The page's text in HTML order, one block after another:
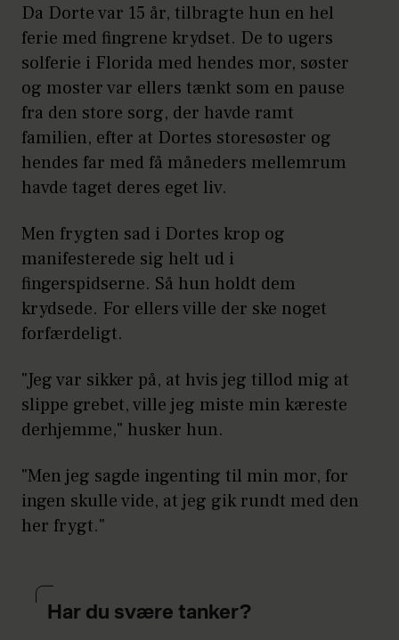
Da Dorte var 15 år, tilbragte hun en hel
ferie med fingrene krydset. De to ugers
solferie i Florida med hendes mor, søster
og moster var ellers tænkt som en pause
fra den store sorg, der havde ramt
familien, efter at Dortes storesøster og
hendes far med få måneders mellemrum
havde taget deres eget liv.
Men frygten sad i Dortes krop og
manifesterede sig helt ud i
fingerspidserne. Så hun holdt dem
krydsede. For ellers ville der ske noget
forfærdeligt.
"Jeg var sikker på, at hvis jeg tillod mig at
slippe grebet, ville jeg miste min kæreste
derhjemme," husker hun.
"Men jeg sagde ingenting til min mor, for
ingen skulle vide, at jeg gik rundt med den
her frygt."
Har du svære tanker?